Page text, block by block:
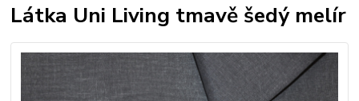
Látka Uni Living tmavě šedý melír